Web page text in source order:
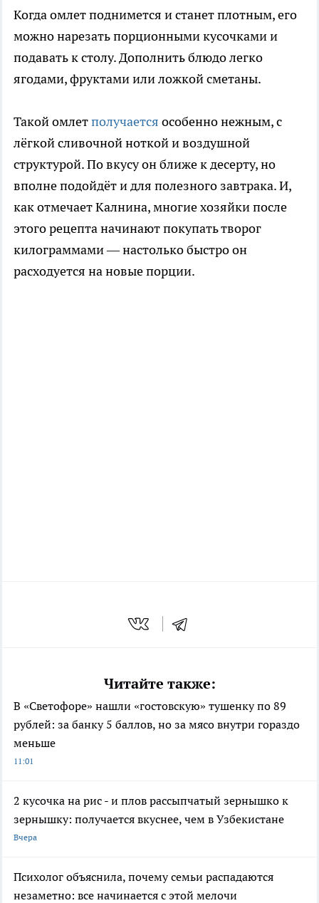
Когда омлет поднимется и станет плотным, его
можно нарезать порционными кусочками и
подавать к столу. Дополнить блюдо легко
ягодами, фруктами или ложкой сметаны.
Такой омлетполучается особенно нежным, с
лёгкой сливочной ноткой и воздушной
структурой. По вкусу он ближе к десерту, но
вполне подойдёт и для полезного завтрака. И,
как отмечает Калнина, многие хозяйки после
этого рецепта начинают покупать творог
килограммами — настолько быстро он
расходуется на новые порции.
Читайте также:
В «Светофоре» нашли «гостовскую» тушенку по 89
рублей: за банку 5 баллов, но за мясо внутри гораздо
меньше
11:01
2 кусочка на рис - и плов рассыпчатый зернышко к
зернышку: получается вкуснее, чем в Узбекистане
Вчера
Психолог объяснила, почему семьи распадаются
незаметно: все начинается с этой мелочи